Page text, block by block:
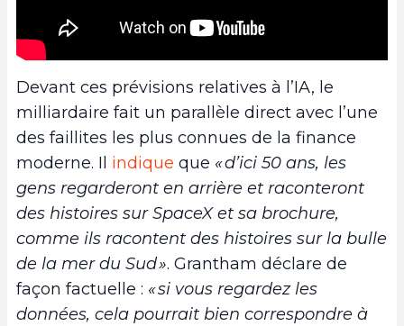
Devant ces prévisions relatives à l’IA, le
milliardaire fait un parallèle direct avec l’une
des faillites les plus connues de la finance
moderne. Il indique que « d’ici 50 ans, les
gens regarderont en arrière et raconteront
des histoires sur SpaceX et sa brochure,
comme ils racontent des histoires sur la bulle
de la mer du Sud ». Grantham déclare de
façon factuelle : « si vous regardez les
données, cela pourrait bien correspondre à